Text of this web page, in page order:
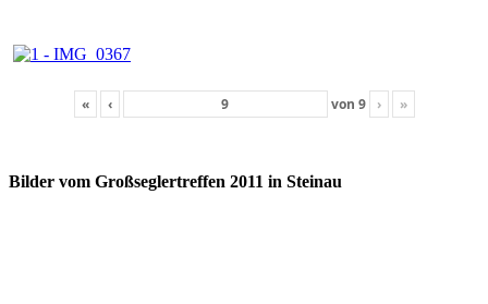
« ‹ von 9 › »
Bilder vom Großseglertreffen 2011 in Steinau